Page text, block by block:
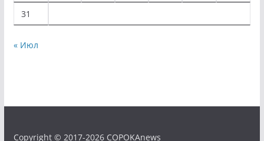
31
« Июл
Copyright © 2017-2026 COPOKAnews